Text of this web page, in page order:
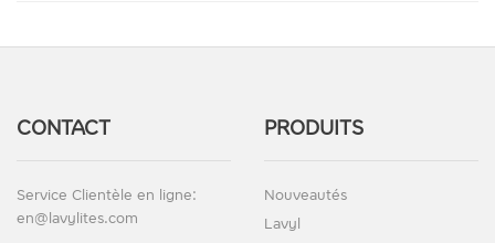
CONTACT
Service Clientèle en ligne:
en@lavylites.com
PRODUITS
Nouveautés
Lavyl